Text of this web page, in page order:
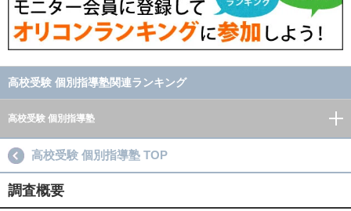
高校受験 個別指導塾関連ランキング
高校受験 個別指導塾
高校受験 個別指導塾 TOP
調査概要